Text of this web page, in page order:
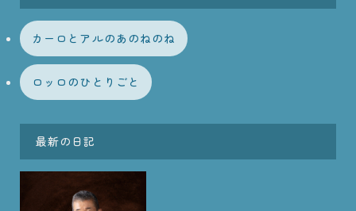
カーロとアルのあのねのね
ロッロのひとりごと
最新の日記